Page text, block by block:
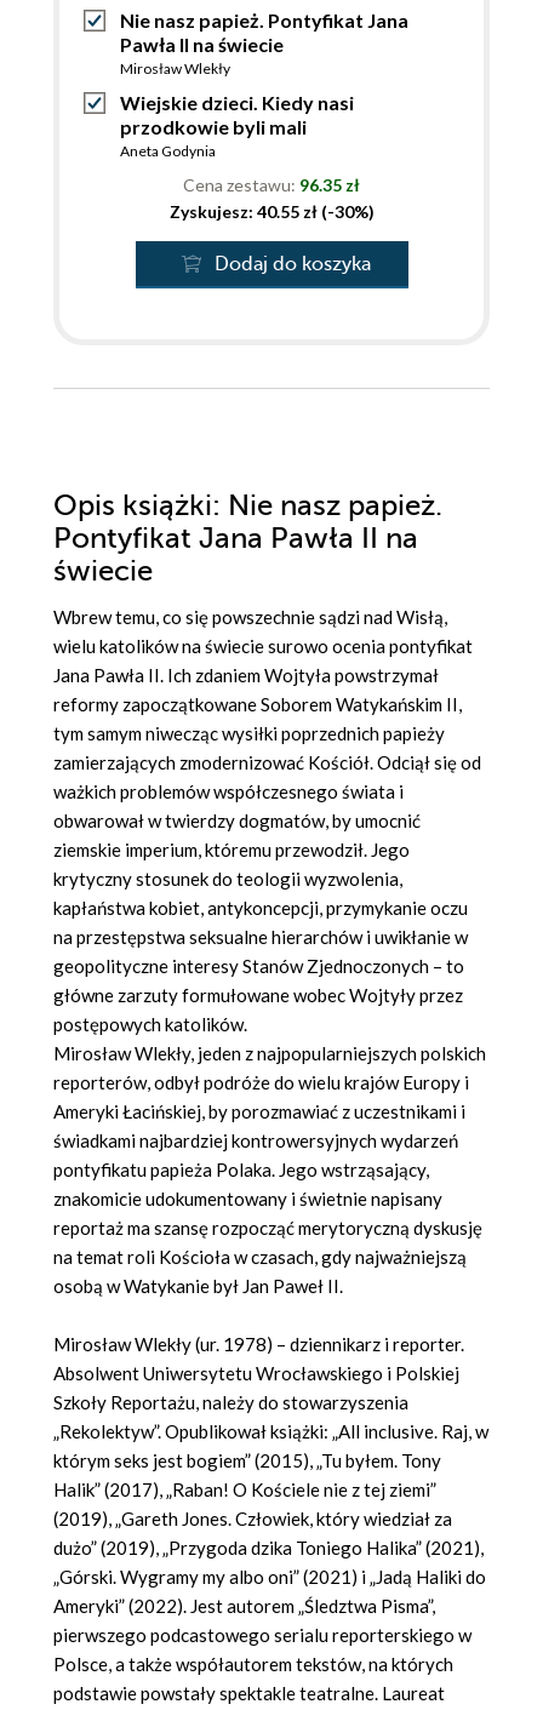
Nie nasz papież. Pontyfikat Jana
Pawła II na świecie
Mirosław Wlekły
Wiejskie dzieci. Kiedy nasi
przodkowie byli mali
Aneta Godynia
Cena zestawu: 96.35 zł
Zyskujesz: 40.55 zł (-30%)
Dodaj do koszyka
Opis książki: Nie nasz papież.
Pontyfikat Jana Pawła II na
świecie
Wbrew temu, co się powszechnie sądzi nad Wisłą,
wielu katolików na świecie surowo ocenia pontyfikat
Jana Pawła II. Ich zdaniem Wojtyła powstrzymał
reformy zapoczątkowane Soborem Watykańskim II,
tym samym niwecząc wysiłki poprzednich papieży
zamierzających zmodernizować Kościół. Odciął się od
ważkich problemów współczesnego świata i
obwarował w twierdzy dogmatów, by umocnić
ziemskie imperium, któremu przewodził. Jego
krytyczny stosunek do teologii wyzwolenia,
kapłaństwa kobiet, antykoncepcji, przymykanie oczu
na przestępstwa seksualne hierarchów i uwikłanie w
geopolityczne interesy Stanów Zjednoczonych – to
główne zarzuty formułowane wobec Wojtyły przez
postępowych katolików.
Mirosław Wlekły, jeden z najpopularniejszych polskich
reporterów, odbył podróże do wielu krajów Europy i
Ameryki Łacińskiej, by porozmawiać z uczestnikami i
świadkami najbardziej kontrowersyjnych wydarzeń
pontyfikatu papieża Polaka. Jego wstrząsający,
znakomicie udokumentowany i świetnie napisany
reportaż ma szansę rozpocząć merytoryczną dyskusję
na temat roli Kościoła w czasach, gdy najważniejszą
osobą w Watykanie był Jan Paweł II.
Mirosław Wlekły (ur. 1978) – dziennikarz i reporter.
Absolwent Uniwersytetu Wrocławskiego i Polskiej
Szkoły Reportażu, należy do stowarzyszenia
„Rekolektyw”. Opublikował książki: „All inclusive. Raj, w
którym seks jest bogiem” (2015), „Tu byłem. Tony
Halik” (2017), „Raban! O Kościele nie z tej ziemi”
(2019), „Gareth Jones. Człowiek, który wiedział za
dużo” (2019), „Przygoda dzika Toniego Halika” (2021),
„Górski. Wygramy my albo oni” (2021) i „Jadą Haliki do
Ameryki” (2022). Jest autorem „Śledztwa Pisma”,
pierwszego podcastowego serialu reporterskiego w
Polsce, a także współautorem tekstów, na których
podstawie powstały spektakle teatralne. Laureat